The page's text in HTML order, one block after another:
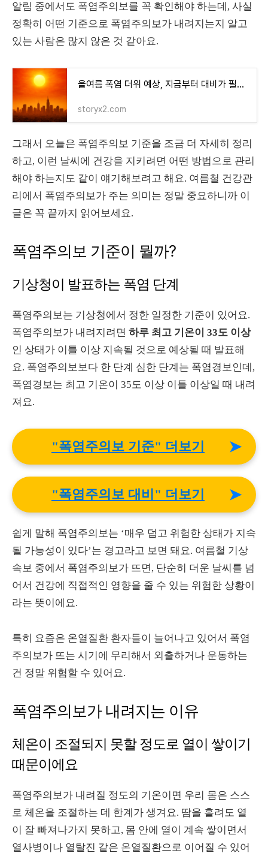
알림 중에서도 폭염주의보를 꼭 확인해야 하는데, 사실
정확히 어떤 기준으로 폭염주의보가 내려지는지 알고
있는 사람은 많지 않은 것 같아요.
올여름 폭염 더위 예상, 지금부터 대비가 필요하다
storyx2.com
그래서 오늘은 폭염주의보 기준을 조금 더 자세히 정리
하고, 이런 날씨에 건강을 지키려면 어떤 방법으로 관리
해야 하는지도 같이 얘기해보려고 해요. 여름철 건강관
리에서 폭염주의보가 주는 의미는 정말 중요하니까 이
글은 꼭 끝까지 읽어보세요.
폭염주의보 기준이 뭘까?
기상청이 발표하는 폭염 단계
폭염주의보는 기상청에서 정한 일정한 기준이 있어요.
폭염주의보가 내려지려면 하루 최고 기온이 33도 이상
인 상태가 이틀 이상 지속될 것으로 예상될 때 발표해
요. 폭염주의보보다 한 단계 심한 단계는 폭염경보인데,
폭염경보는 최고 기온이 35도 이상 이틀 이상일 때 내려
져요.
"폭염주의보 기준" 더보기 ➤
"폭염주의보 대비" 더보기 ➤
쉽게 말해 폭염주의보는 ‘매우 덥고 위험한 상태가 지속
될 가능성이 있다’는 경고라고 보면 돼요. 여름철 기상
속보 중에서 폭염주의보가 뜨면, 단순히 더운 날씨를 넘
어서 건강에 직접적인 영향을 줄 수 있는 위험한 상황이
라는 뜻이에요.
특히 요즘은 온열질환 환자들이 늘어나고 있어서 폭염
주의보가 뜨는 시기에 무리해서 외출하거나 운동하는
건 정말 위험할 수 있어요.
폭염주의보가 내려지는 이유
체온이 조절되지 못할 정도로 열이 쌓이기
때문이에요
폭염주의보가 내려질 정도의 기온이면 우리 몸은 스스
로 체온을 조절하는 데 한계가 생겨요. 땀을 흘려도 열
이 잘 빠져나가지 못하고, 몸 안에 열이 계속 쌓이면서
열사병이나 열탈진 같은 온열질환으로 이어질 수 있어